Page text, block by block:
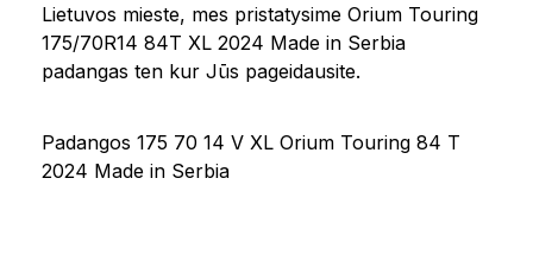
Lietuvos mieste, mes pristatysime Orium Touring
175/70R14 84T XL 2024 Made in Serbia
padangas ten kur Jūs pageidausite.
Padangos 175 70 14 V XL Orium Touring 84 T
2024 Made in Serbia